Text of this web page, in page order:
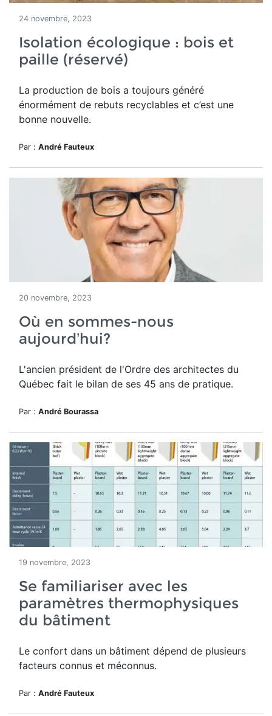
24 novembre, 2023
Isolation écologique : bois et
paille (réservé)
La production de bois a toujours généré
énormément de rebuts recyclables et c’est une
bonne nouvelle.
Par : André Fauteux
20 novembre, 2023
Où en sommes-nous
aujourd’hui?
L'ancien président de l'Ordre des architectes du
Québec fait le bilan de ses 45 ans de pratique.
Par : André Bourassa
19 novembre, 2023
Se familiariser avec les
paramètres thermophysiques
du bâtiment
Le confort dans un bâtiment dépend de plusieurs
facteurs connus et méconnus.
Par : André Fauteux